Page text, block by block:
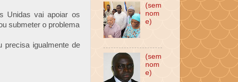
Unidas vai apoiar os
submeter o problema
precisa igualmente de
(sem
nom
e)
(sem
nom
e)